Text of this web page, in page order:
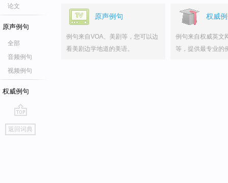
论文
原声例句
全部
音频例句
视频例句
权威例句
go
top
返回词典
原声例句
例句来自VOA、美剧等，您可以边
看美剧边学地道的美语。
权威
例句来自权威英文
等，提供最专业的